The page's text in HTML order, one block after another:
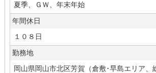
夏季、ＧＷ、年末年始
年間休日
１０８日
勤務地
岡山県岡山市北区芳賀（倉敷･早島エリア、